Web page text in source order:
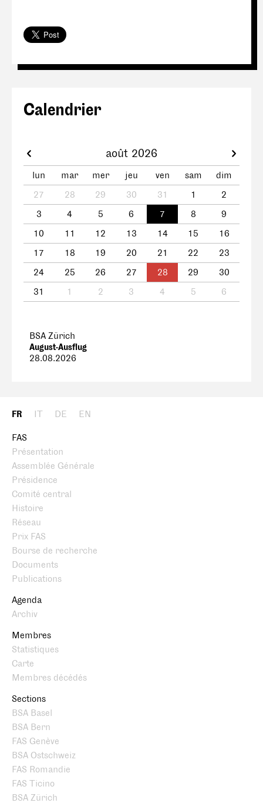
Calendrier
août 2026
lun mar mer jeu ven sam
dim
27
28 29 30 31 1
2
3
4 5 6 7 8
9
10
11 12 13 14 15
16
17
18 19 20 21 22
23
24
25 26 27 28 29
30
31
1 2 3 4 5 6
BSA Zürich
August-Ausflug
28.08.2026
FR IT DE EN
FAS
Présentation
Assemblée Générale
Présidence
Comité central
Histoire
Réseau
Prix FAS
Bourse de recherche
Documents
Publications
Agenda
Archiv
Membres
Statistiques
Carte
Membres décédés
Sections
BSA Basel
BSA Bern
FAS Genève
BSA Ostschweiz
FAS Romandie
FAS Ticino
BSA Zürich